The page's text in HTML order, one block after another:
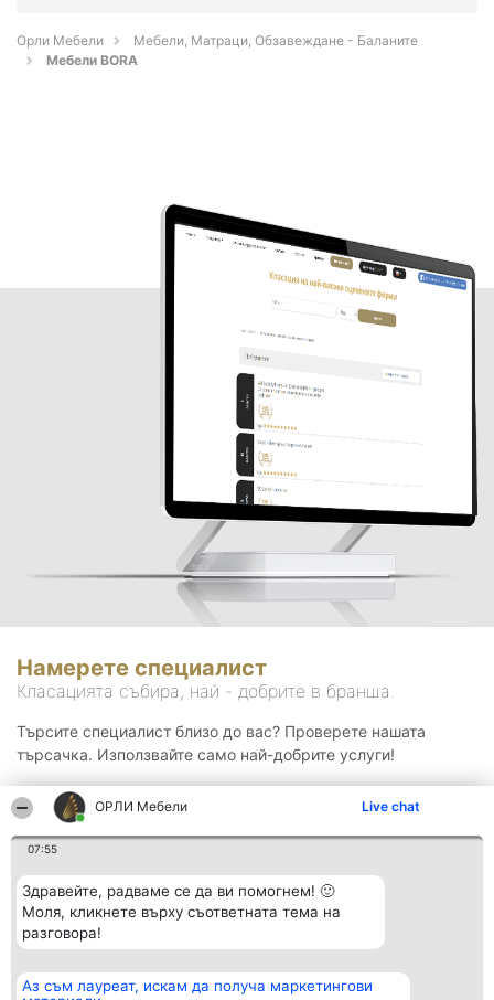
ОРЛИ Мебели Live chat
07:55
Здравейте, радваме се да ви помогнем! 🙂
Моля, кликнете върху съответната тема на
разговора!
Аз съм лауреат, искам да получа маркетингови
Орли Мебели
Мебели, Матраци, Обзавеждане - Баланите
Мебели BORA
Намерете специалист
Класацията събира, най - добрите в бранша.
Търсите специалист близо до вас? Проверете нашата
търсачка. Използвайте само най-добрите услуги!
Организатор на
Класация Контакти